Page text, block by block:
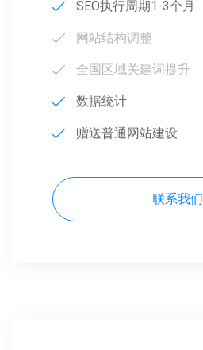
SEO执行周期1-3个月
网站结构调整
全国区域关建词提升
数据统计
赠送普通网站建设
联系我们